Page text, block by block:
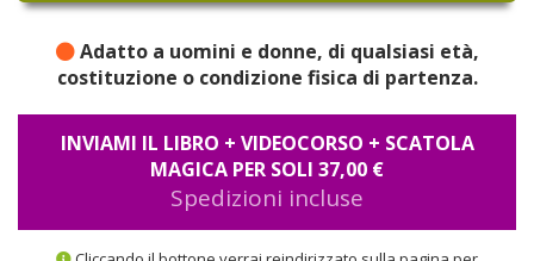
Adatto a uomini e donne, di qualsiasi età,
costituzione o condizione fisica di partenza.
INVIAMI IL LIBRO + VIDEOCORSO + SCATOLA
MAGICA PER SOLI 37,00 €
Spedizioni incluse